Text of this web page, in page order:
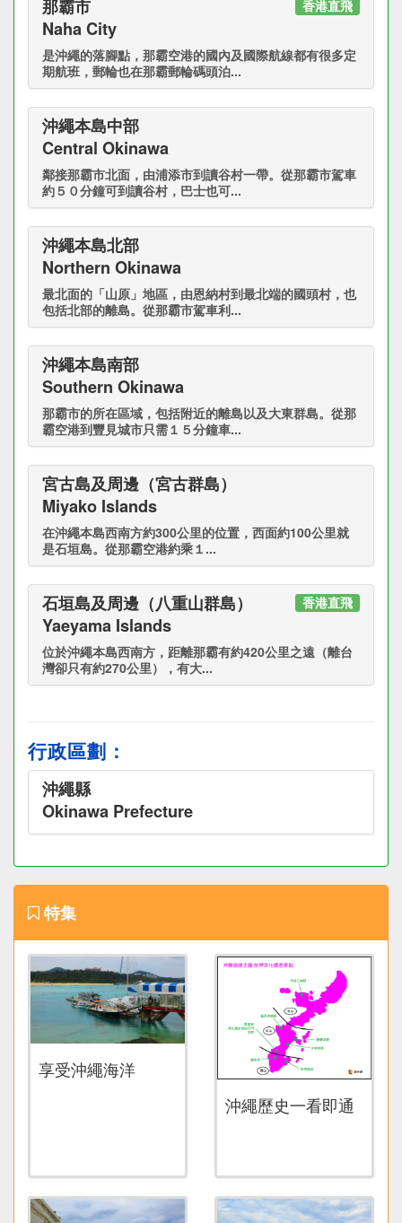
那霸市 香港直飛
Naha City
是沖繩的落腳點，那霸空港的國內及國際航線都有很多定
期航班，郵輪也在那霸郵輪碼頭泊...
沖繩本島中部
Central Okinawa
鄰接那霸市北面，由浦添市到讀谷村一帶。從那霸市駕車
約５０分鐘可到讀谷村，巴士也可...
沖繩本島北部
Northern Okinawa
最北面的「山原」地區，由恩納村到最北端的國頭村，也
包括北部的離島。從那霸市駕車利...
沖繩本島南部
Southern Okinawa
那霸市的所在區域，包括附近的離島以及大東群島。從那
霸空港到豐見城市只需１５分鐘車...
宮古島及周邊（宮古群島）
Miyako Islands
在沖繩本島西南方約300公里的位置，西面約100公里就
是石垣島。從那霸空港約乘１...
石垣島及周邊（八重山群島） 香港直飛
Yaeyama Islands
位於沖繩本島西南方，距離那霸有約420公里之遠（離台
灣卻只有約270公里），有大...
行政區劃：
沖繩縣
Okinawa Prefecture
特集
享受沖繩海洋
沖繩歷史一看即通